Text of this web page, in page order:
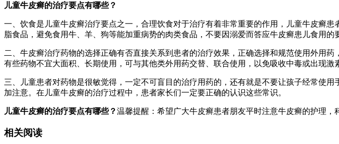
儿童牛皮癣的治疗要点有哪些？
一、饮食是儿童牛皮癣治疗要点之一，合理饮食对于治疗有着非常重要的作用，儿童牛皮癣
脂食品，避免食用牛、羊、狗等能加重病势的肉类食品，不要因溺爱而答应牛皮癣患儿食用的
二、牛皮癣治疗药物的选择正确有否直接关系到患者的治疗效果，正确选择和规范使用外用
有些药物不宜大面积、长期使用，可与其他类外用药交替、联合使用，以免吸收中毒或出现激
三、儿童患者对药物是很敏觉得，一定不可盲目的治疗用药的，还有就是不要让孩子经常使
加注意。在儿童牛皮癣的治疗过程中，患者家长们一定要正确的认识这些常识。
儿童牛皮癣的治疗要点有哪些？温馨提醒：希望广大牛皮癣患者朋友平时注意牛皮癣的护理，
相关阅读